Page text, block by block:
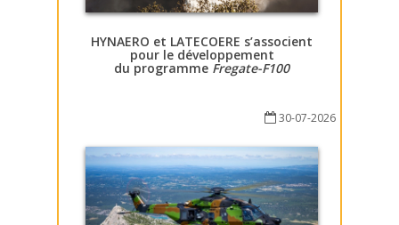
HYNAERO et LATECOERE s’associent
pour le développement
du programme Fregate-F100
30-07-2026